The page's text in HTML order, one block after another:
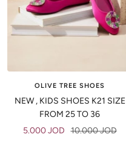
OLIVE TREE SHOES
NEW , KIDS SHOES K21 SIZE
FROM 25 TO 36
Sale
5.000 JOD Regular
10.000 JOD